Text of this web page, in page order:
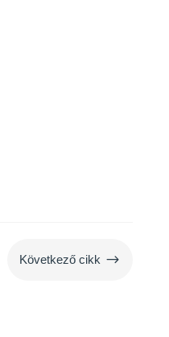
Következő cikk $